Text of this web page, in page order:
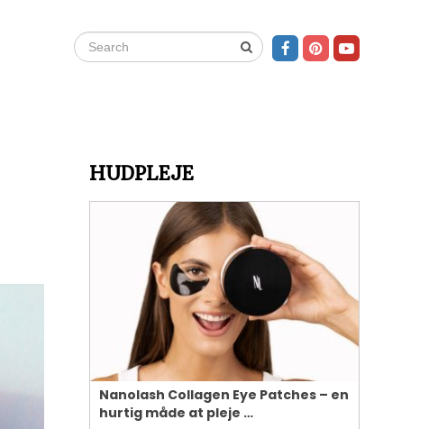
HUDPLEJE
Nanolash Collagen Eye Patches – en
hurtig måde at pleje …